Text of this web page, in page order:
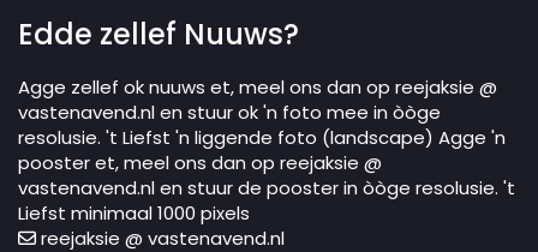
Edde zellef Nuuws?
Agge zellef ok nuuws et, meel ons dan op reejaksie @
vastenavend.nl en stuur ok 'n foto mee in òòge
resolusie. 't Liefst 'n liggende foto (landscape) Agge 'n
pooster et, meel ons dan op reejaksie @
vastenavend.nl en stuur de pooster in òòge resolusie. 't
Liefst minimaal 1000 pixels
reejaksie @ vastenavend.nl